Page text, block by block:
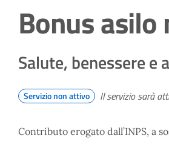
Bonus asilo
Salute, benessere e
Servizio non attivo Il servizio sarà
Contributo erogato dall’INPS, a